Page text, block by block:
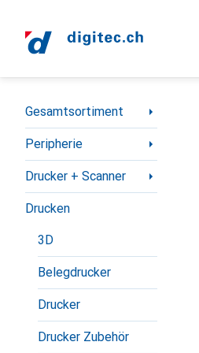
Navigation nach Kategorien
Gesamtsortiment
Peripherie
Drucker + Scanner
Drucken
3D
Belegdrucker
Drucker
Drucker Zubehör